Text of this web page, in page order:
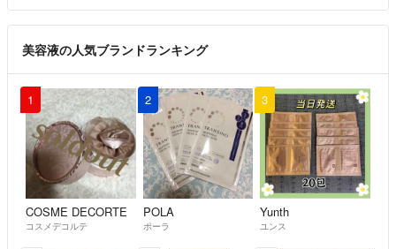
美容液の人気ブランドランキング
1
COSME DECORTE
コスメデコルテ
2
POLA
ポーラ
3
Yunth
ユンス